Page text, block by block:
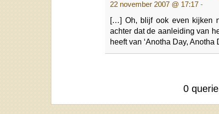
22 november 2007 @ 17:17 -
[…] Oh, blijf ook even kijken
achter dat de aanleiding van
heeft van ‘Anotha Day,
0